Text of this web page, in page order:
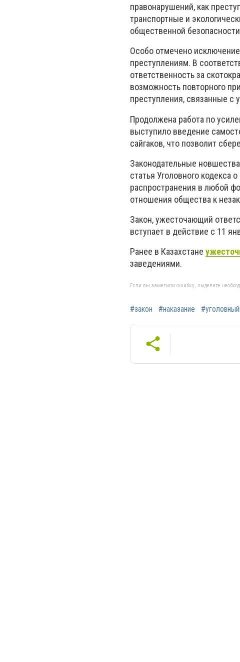
правонарушений, как
транспортные и
общественной
Особо отмечено
преступлениям. В
ответственность за
возможность повторного
преступления, связанные с
Продолжена работа по
выступило введение
сайгаков, что позволит
Законодательные
статья Уголовного
распространения в любой
отношения общества к
Закон, ужесточающий
вступает в действие с 11
Ранее в Казахстане
заведениями.
Если вы заметили ошибку, выделите
#закон #наказание